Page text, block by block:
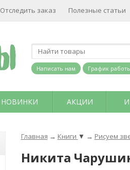
Отследить заказ Полезные статьи
Написать нам График
НОВИНКИ АКЦИИ
Главная → Книги ▼ → Рисуем
Никита